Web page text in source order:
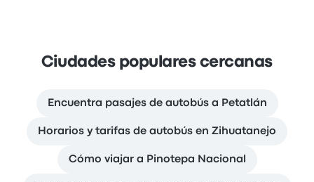
Ciudades populares cercanas
Encuentra pasajes de autobús a Petatlán
Horarios y tarifas de autobús en Zihuatanejo
Cómo viajar a Pinotepa Nacional